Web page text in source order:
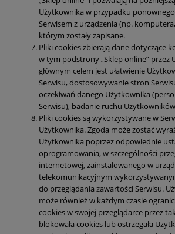
Użytkownika w przypadku ponownego
Serwisem z urządzenia (np.
którym zostały zapisane.
Pliki cookies zbierają dane dotyczące
w tym podstrony „Sklep online” przez
głównym celem jest ułatwienie
Serwisu, dostosowywanie stron
oczekiwań danego Użytkownika
Serwisu), badanie ruchu
Pliki cookies są wykorzystywane w
Użytkownika. Zgoda może zostać
Użytkownika poprzez odpowiednie
oprogramowania, w szczególności
internetowej, zainstalowanego w
telekomunikacyjnym
do przeglądania zawartości Serwisu.
może również w każdym czasie
cookies w swojej przeglądarce przez
blokowała cookies lub ostrzegała